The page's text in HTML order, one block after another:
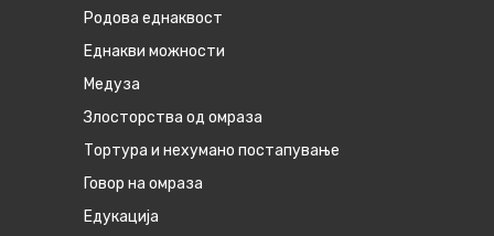
Родова еднаквост
Eднакви можности
Медуза
Злосторства од омраза
Тортура и нехумано постапување
Говор на омраза
Едукација